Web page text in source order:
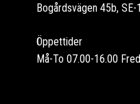
Bogårdsvägen 45b,
Öppettider
Må-To 07.00-16.00